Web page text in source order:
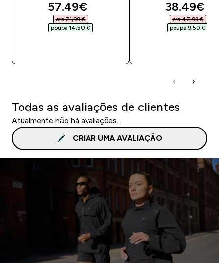
discounted price
57.49€‎
era 71,99 €‎
poupa 14,50 €‎
38.49€‎
era 47,99 €‎
poupa 9,50 €‎
Todas as avaliações de clientes
Atualmente não há avaliações.
CRIAR UMA AVALIAÇÃO